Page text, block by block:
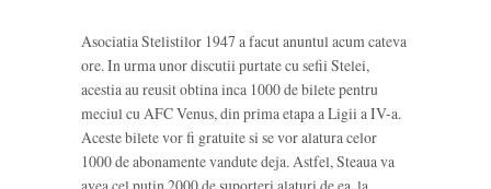
Asociatia Stelistilor 1947 a facut anuntul acum cateva
ore. In urma unor discutii purtate cu sefii Stelei,
acestia au reusit obtina inca 1000 de bilete pentru
meciul cu AFC Venus, din prima etapa a Ligii a IV-a.
Aceste bilete vor fi gratuite si se vor alatura celor
1000 de abonamente vandute deja. Astfel, Steaua va
avea cel putin 2000 de suporteri alaturi de ea, la